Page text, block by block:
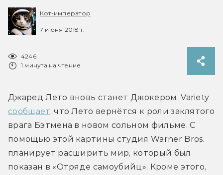
Кот-император
7 июня 2018 г.
4246
1 минута на чтение
сообщает, что Лето вернётся к роли заклятого
врага Бэтмена в новом сольном фильме. С
помощью этой картины студия Warner Bros.
планирует расширить мир, который был
показан в «Отряде самоубийц». Кроме этого,